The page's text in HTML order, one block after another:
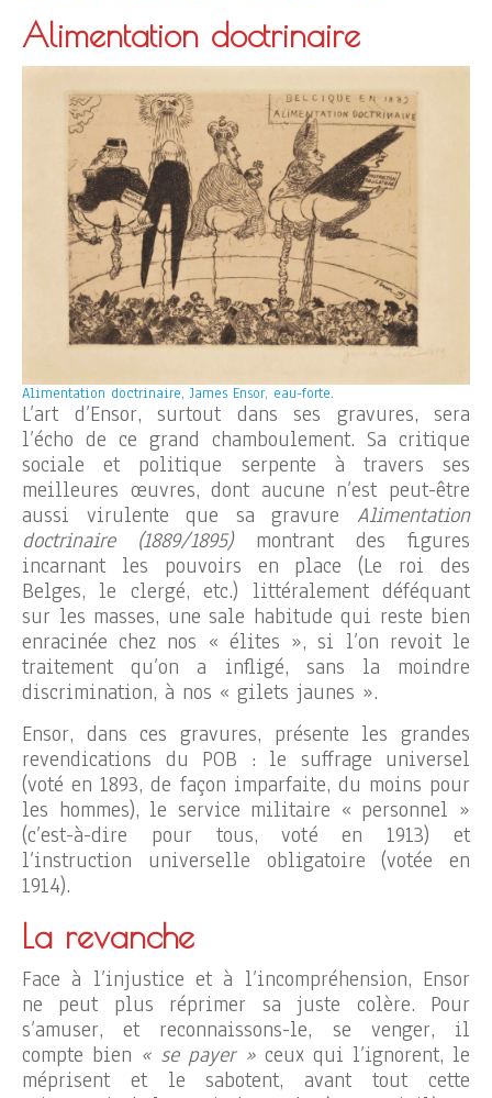
Alimentation doctrinaire
Alimentation doctrinaire, James Ensor, eau-forte.
L’art d’Ensor, surtout dans ses gravures, sera
l’écho de ce grand chamboulement. Sa critique
sociale et politique serpente à travers ses
meilleures œuvres, dont aucune n’est peut-être
aussi virulente que sa gravure Alimentation
doctrinaire (1889/1895)montrant des figures
incarnant les pouvoirs en place (Le roi des
Belges, le clergé, etc.) littéralement déféquant
sur les masses, une sale habitude qui reste bien
enracinée chez nos « élites », si l’on revoit le
traitement qu’on a infligé, sans la moindre
discrimination, à nos « gilets jaunes ».
Ensor, dans ces gravures, présente les grandes
revendications du POB : le suffrage universel
(voté en 1893, de façon imparfaite, du moins pour
les hommes), le service militaire « personnel »
(c’est-à-dire pour tous, voté en 1913) et
l’instruction universelle obligatoire (votée en
1914).
La revanche
Face à l’injustice et à l’incompréhension, Ensor
ne peut plus réprimer sa juste colère. Pour
s’amuser, et reconnaissons-le, se venger, il
compte bien « se payer »ceux qui l’ignorent, le
méprisent et le sabotent, avant tout cette